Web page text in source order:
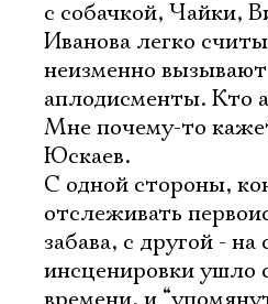
с собачкой, Чайки,
Иванова легко
неизменно
аплодисменты. Кто
Мне почему-то
Юскаев.
С одной стороны,
отслеживать
забава, с другой - на
инсценировки ушло